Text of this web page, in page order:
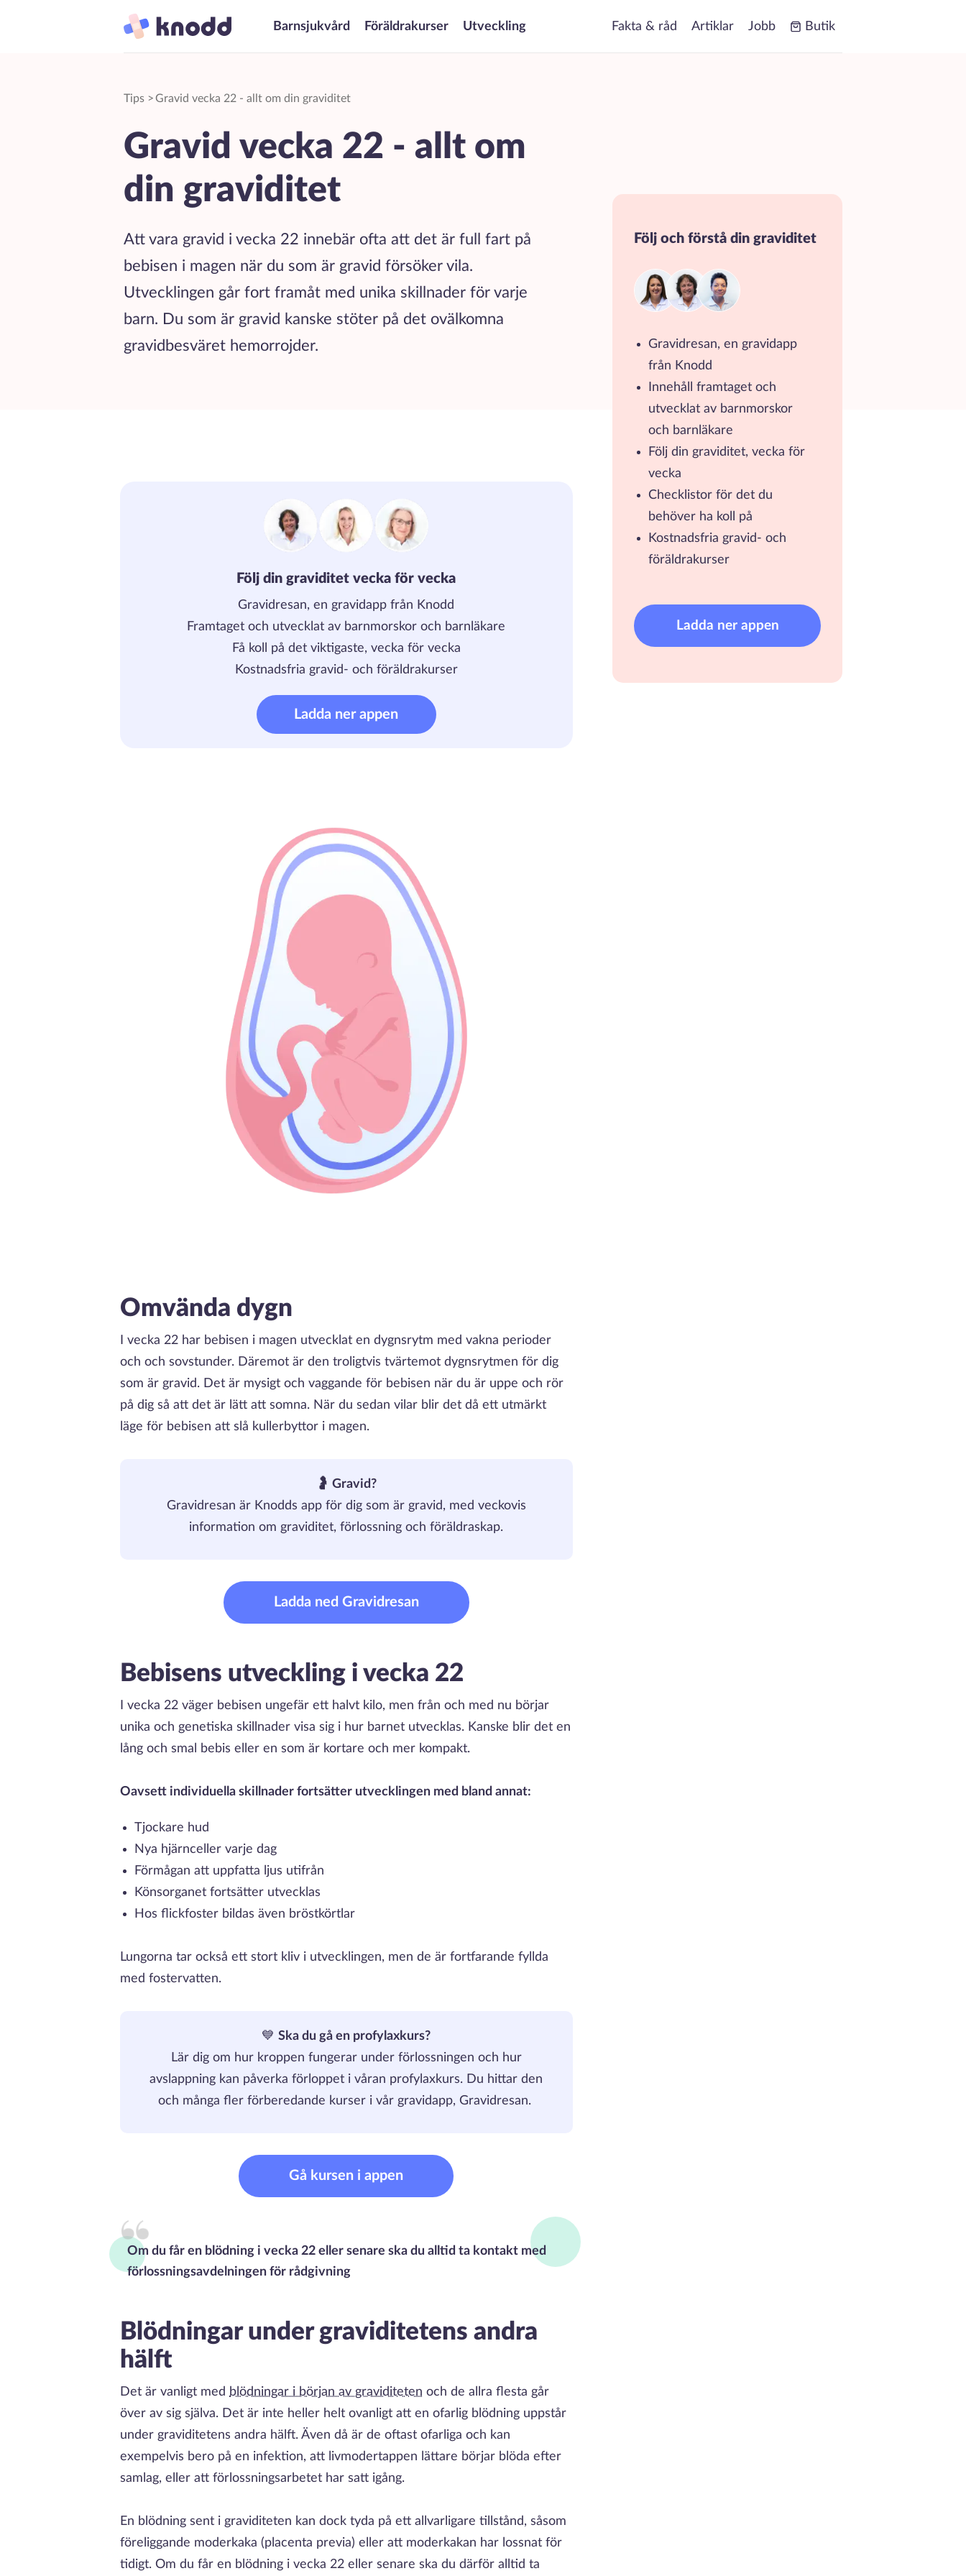
Barnsjukvård Föräldrakurser Utveckling Fakta & råd Artiklar Jobb Butik
Tips >Gravid vecka 22 - allt om din graviditet
Gravid vecka 22 - allt om
din graviditet
Att vara gravid i vecka 22 innebär ofta att det är full fart på
bebisen i magen när du som är gravid försöker vila.
Utvecklingen går fort framåt med unika skillnader för varje
barn. Du som är gravid kanske stöter på det ovälkomna
gravidbesväret hemorrojder.
Följ din graviditet vecka för vecka
Gravidresan, en gravidapp från Knodd
Framtaget och utvecklat av barnmorskor och barnläkare
Få koll på det viktigaste, vecka för vecka
Kostnadsfria gravid- och föräldrakurser
Ladda ner appen
Omvända dygn
I vecka 22 har bebisen i magen utvecklat en dygnsrytm med vakna perioder
och och sovstunder. Däremot är den troligtvis tvärtemot dygnsrytmen för dig
som är gravid. Det är mysigt och vaggande för bebisen när du är uppe och rör
på dig så att det är lätt att somna. När du sedan vilar blir det då ett utmärkt
läge för bebisen att slå kullerbyttor i magen.
🤰 Gravid?
Gravidresan är Knodds app för dig som är gravid, med veckovis
information om graviditet, förlossning och föräldraskap.
Ladda ned Gravidresan
Bebisens utveckling i vecka 22
I vecka 22 väger bebisen ungefär ett halvt kilo, men från och med nu börjar
unika och genetiska skillnader visa sig i hur barnet utvecklas. Kanske blir det en
lång och smal bebis eller en som är kortare och mer kompakt.
Oavsett individuella skillnader fortsätter utvecklingen med bland annat:
Tjockare hud
Nya hjärnceller varje dag
Förmågan att uppfatta ljus utifrån
Könsorganet fortsätter utvecklas
Hos flickfoster bildas även bröstkörtlar
Lungorna tar också ett stort kliv i utvecklingen, men de är fortfarande fyllda
med fostervatten.
💙Ska du gå en profylaxkurs?
Lär dig om hur kroppen fungerar under förlossningen och hur
avslappning kan påverka förloppet i våran profylaxkurs. Du hittar den
och många fler förberedande kurser i vår gravidapp, Gravidresan.
Gå kursen i appen
Om du får en blödning i vecka 22 eller senare ska du alltid ta kontakt med
förlossningsavdelningen för rådgivning
Blödningar under graviditetens andra
hälft
Det är vanligt med blödningar i början av graviditeten och de allra flesta går
över av sig själva. Det är inte heller helt ovanligt att en ofarlig blödning uppstår
under graviditetens andra hälft. Även då är de oftast ofarliga och kan
exempelvis bero på en infektion, att livmodertappen lättare börjar blöda efter
samlag, eller att förlossningsarbetet har satt igång.
En blödning sent i graviditeten kan dock tyda på ett allvarligare tillstånd, såsom
föreliggande moderkaka (placenta previa) eller att moderkakan har lossnat för
tidigt. Om du får en blödning i vecka 22 eller senare ska du därför alltid ta
Följ och förstå din graviditet
Gravidresan, en gravidapp
från Knodd
Innehåll framtaget och
utvecklat av barnmorskor
och barnläkare
Följ din graviditet, vecka för
vecka
Checklistor för det du
behöver ha koll på
Kostnadsfria gravid- och
föräldrakurser
Ladda ner appen